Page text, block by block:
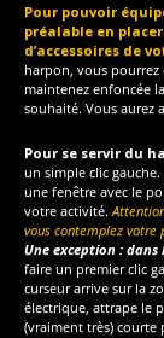
Pour pouvoir
préalable en
d’accessoires de
harpon, vous pourrez
maintenez enfoncée
souhaité. Vous aurez
Pour se servir du
un simple clic
une fenêtre avec le
votre activité.
vous contemplez votre
Une exception : dans
faire un premier clic
curseur arrive sur la
électrique, attrape le
(vraiment très) courte